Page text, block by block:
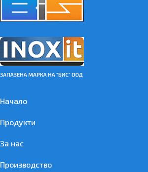
Начало
Продукти
За нас
Производство